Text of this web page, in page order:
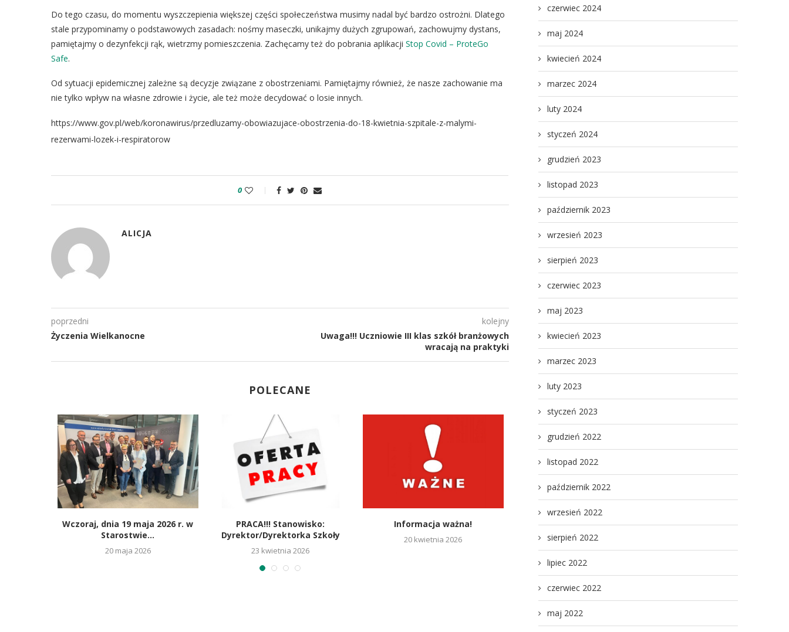
Do tego czasu, do momentu wyszczepienia większej części społeczeństwa musimy nadal być bardzo ostrożni. Dlatego
stale przypominamy o podstawowych zasadach: nośmy maseczki, unikajmy dużych zgrupowań, zachowujmy dystans,
pamiętajmy o dezynfekcji rąk, wietrzmy pomieszczenia. Zachęcamy też do pobrania aplikacji Stop Covid – ProteGo
Safe.
Od sytuacji epidemicznej zależne są decyzje związane z obostrzeniami. Pamiętajmy również, że nasze zachowanie ma
nie tylko wpływ na własne zdrowie i życie, ale też może decydować o losie innych.
https://www.gov.pl/web/koronawirus/przedluzamy-obowiazujace-obostrzenia-do-18-kwietnia-szpitale-z-malymi-
rezerwami-lozek-i-respiratorow
0
ALICJA
poprzedni
Życzenia Wielkanocne
kolejny
Uwaga!!! Uczniowie III klas szkół branżowych
wracają na praktyki
POLECANE
Wczoraj, dnia 19 maja 2026 r. w
Starostwie...
20 maja 2026
PRACA!!! Stanowisko:
Dyrektor/Dyrektorka Szkoły
23 kwietnia 2026
Informacja ważna!
20 kwietnia 2026
Festiwal Rzemiosła wtorek 21
kwietnia 2026 r. ZAPRASZAMY!!!
17 kwietnia 2026
Festiwal Rzemiosła
13 kwietnia 2026
czerwiec 2024
maj 2024
kwiecień 2024
marzec 2024
luty 2024
styczeń 2024
grudzień 2023
listopad 2023
październik 2023
wrzesień 2023
sierpień 2023
czerwiec 2023
maj 2023
kwiecień 2023
marzec 2023
luty 2023
styczeń 2023
grudzień 2022
listopad 2022
październik 2022
wrzesień 2022
sierpień 2022
lipiec 2022
czerwiec 2022
maj 2022